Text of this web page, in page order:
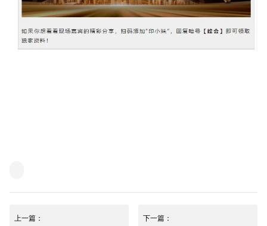
上一篇：
下一篇：